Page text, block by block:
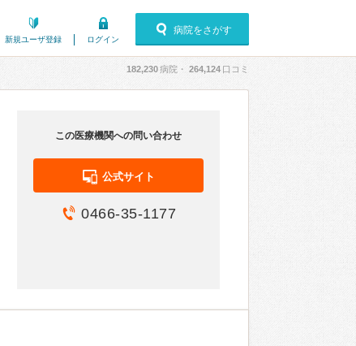
新規ユーザ登録 ログイン
病院をさがす
182,230病院・ 264,124 口コミ
この医療機関への問い合わせ
公式サイト
0466-35-1177